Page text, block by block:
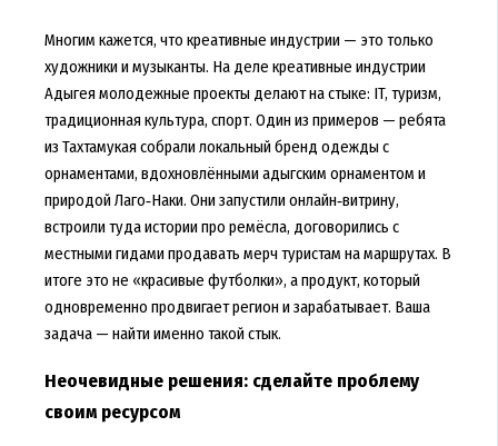
Многим кажется, что креативные индустрии — это только
художники и музыканты. На деле креативные индустрии
Адыгея молодежные проекты делают на стыке: IT, туризм,
традиционная культура, спорт. Один из примеров — ребята
из Тахтамукая собрали локальный бренд одежды с
орнаментами, вдохновлёнными адыгским орнаментом и
природой Лаго‑Наки. Они запустили онлайн‑витрину,
встроили туда истории про ремёсла, договорились с
местными гидами продавать мерч туристам на маршрутах. В
итоге это не «красивые футболки», а продукт, который
одновременно продвигает регион и зарабатывает. Ваша
задача — найти именно такой стык.
Неочевидные решения: сделайте проблему
своим ресурсом